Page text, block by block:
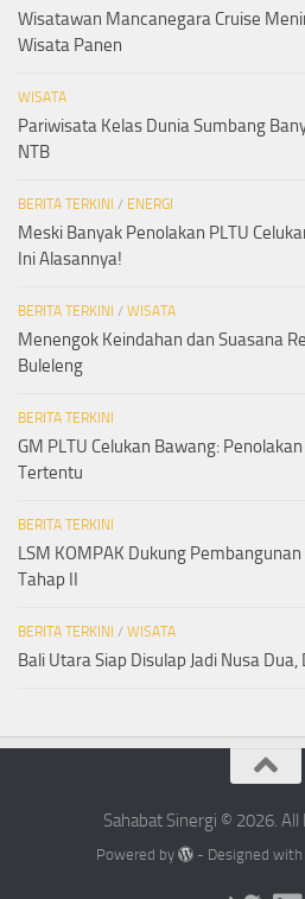
Wisatawan Mancanegara Cruise
Wisata Panen
WISATA
Pariwisata Kelas Dunia Sumbang
NTB
BERITA TERKINI / ENERGI
Meski Banyak Penolakan PLTU
Ini Alasannya!
BERITA TERKINI / WISATA
Menengok Keindahan dan Suasana
Buleleng
BERITA TERKINI
GM PLTU Celukan Bawang:
Tertentu
BERITA TERKINI
LSM KOMPAK Dukung
Tahap II
BERITA TERKINI / WISATA
Bali Utara Siap Disulap Jadi Nusa Dua,
Sahabat Sinergi © 2026.
Powered by - Designed